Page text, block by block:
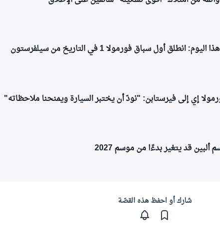
انطلق أول سباق فورمولا 1 في التاريخ من سيلفرستون
إي إلى فيرستابن: "نودّ أن يختبر السيارة ويمنحنا ملاحظاته"
ألبين قد يتغير بدءًا من موسم 2027
شارك أو احفظ هذه القصّة